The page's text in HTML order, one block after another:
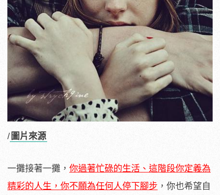
/ 圖片來源
一攤接著一攤， 你過著忙碌的生活、這階段你定義為
精彩的人生，你不願為任何人停下腳步 ，你也希望自